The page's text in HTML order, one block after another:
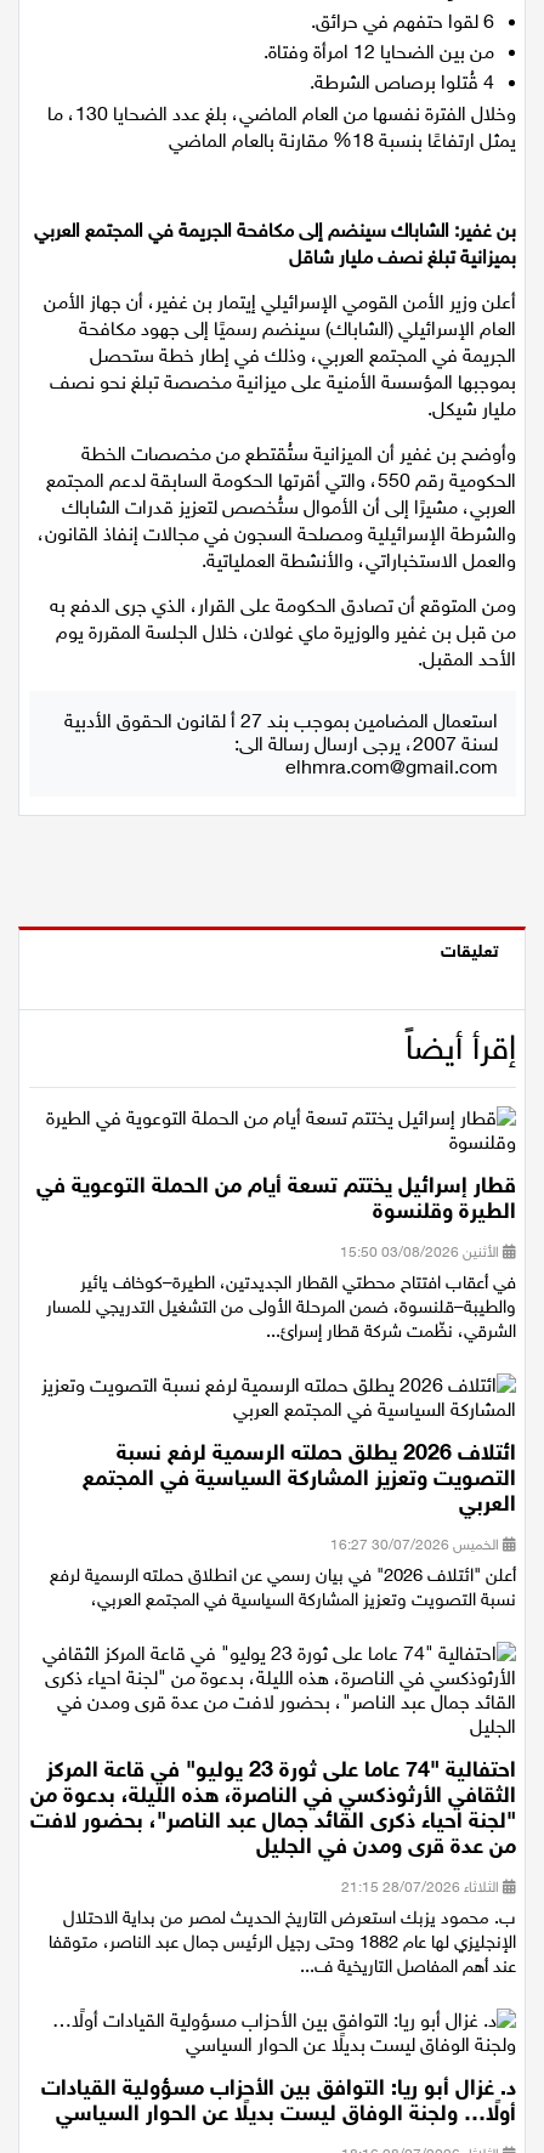
7 قُتلوا طعنًا.
6 لقوا حتفهم في حرائق.
من بين الضحايا 12 امرأة وفتاة.
4 قُتلوا برصاص الشرطة.
بن غفير: الشاباك سينضم إلى مكافحة الجريمة في المجتمع العربي
أعلن وزير الأمن القومي الإسرائيلي إيتمار بن غفير، أن جهاز الأمن
العام الإسرائيلي (الشاباك) سينضم رسميًا إلى جهود مكافحة
الجريمة في المجتمع العربي، وذلك في إطار خطة ستحصل
بموجبها المؤسسة الأمنية على ميزانية مخصصة تبلغ نحو نصف
وأوضح بن غفير أن الميزانية ستُقتطع من مخصصات الخطة
الحكومية رقم 550، والتي أقرتها الحكومة السابقة لدعم المجتمع
العربي، مشيرًا إلى أن الأموال ستُخصص لتعزيز قدرات الشاباك
والشرطة الإسرائيلية ومصلحة السجون في مجالات إنفاذ القانون،
ومن المتوقع أن تصادق الحكومة على القرار، الذي جرى الدفع به
من قبل بن غفير والوزيرة ماي غولان، خلال الجلسة المقررة يوم
استعمال المضامين بموجب بند 27 أ لقانون الحقوق الأدبية
لسنة 2007، يرجى ارسال رسالة الى:
إقرأ أيضاً
قطار إسرائيل يختتم تسعة أيام من الحملة التوعوية في
الطيرة وقلنسوة
الأثنين 03/08/2026 15:50
في أعقاب افتتاح محطتي القطار الجديدتين، الطيرة–كوخاف يائير
والطيبة–قلنسوة، ضمن المرحلة الأولى من التشغيل التدريجي للمسار
ائتلاف 2026 يطلق حملته الرسمية لرفع نسبة
التصويت وتعزيز المشاركة السياسية في المجتمع
العربي
الخميس 30/07/2026 16:27
أعلن "ائتلاف 2026" في بيان رسمي عن انطلاق حملته الرسمية لرفع
احتفالية "74 عاما على ثورة 23 يوليو" في قاعة المركز
الثقافي الأرثوذكسي في الناصرة، هذه الليلة، بدعوة من
"لجنة احياء ذكرى القائد جمال عبد الناصر"، بحضور لافت
من عدة قرى ومدن في الجليل
الثلاثاء 28/07/2026 21:15
ب. محمود يزبك استعرض التاريخ الحديث لمصر من بداية الاحتلال
الإنجليزي لها عام 1882 وحتى رجيل الرئيس جمال عبد الناصر، متوقفا
د. غزال أبو ريا: التوافق بين الأحزاب مسؤولية القيادات
أولًا… ولجنة الوفاق ليست بديلًا عن الحوار السياسي